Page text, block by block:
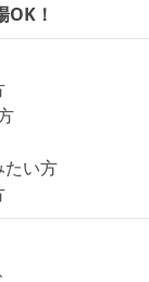
OK！
たい方